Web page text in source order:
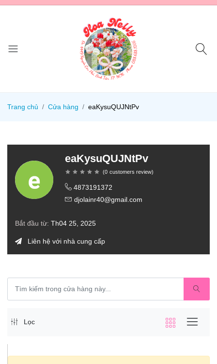
Trang chủ Cửa hàng eaKysuQUJNtPv
eaKysuQUJNtPv
(0 customers review)
4873191372
djolainr40@gmail.com
Bắt đầu từ: Th04 25, 2025
Liên hệ với nhà cung cấp
Lọc